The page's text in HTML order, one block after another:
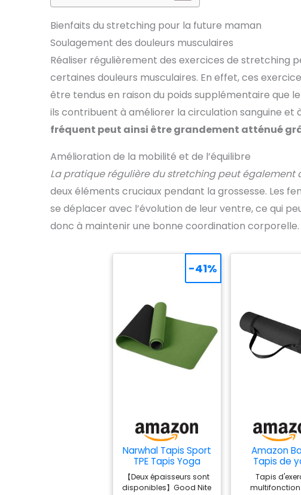
Bienfaits du stretching pour la future maman
Soulagement des douleurs musculaires
Réaliser régulièrement des exercices de stretching
certaines douleurs musculaires. En effet, ces
être tendus en raison du poids supplémentaire que
ils contribuent à améliorer la circulation sanguine et
fréquent peut ainsi être grandement atténué
Amélioration de la mobilité et de l’équilibre
La pratique régulière du stretching peut également
deux éléments cruciaux pendant la grossesse. Les
se déplacer avec l’évolution de leur ventre, ce qui
donc à maintenir une bonne coordination corporelle.
Narwhal Tapis Sport
TPE Tapis Yoga
Antidérapant
183x61x0,6cm
【Deux épaisseurs sont
disponibles】Good Nite
-41%
Amazon
Tapis de
d'exercice
de 0.6
Tapis
multifonction